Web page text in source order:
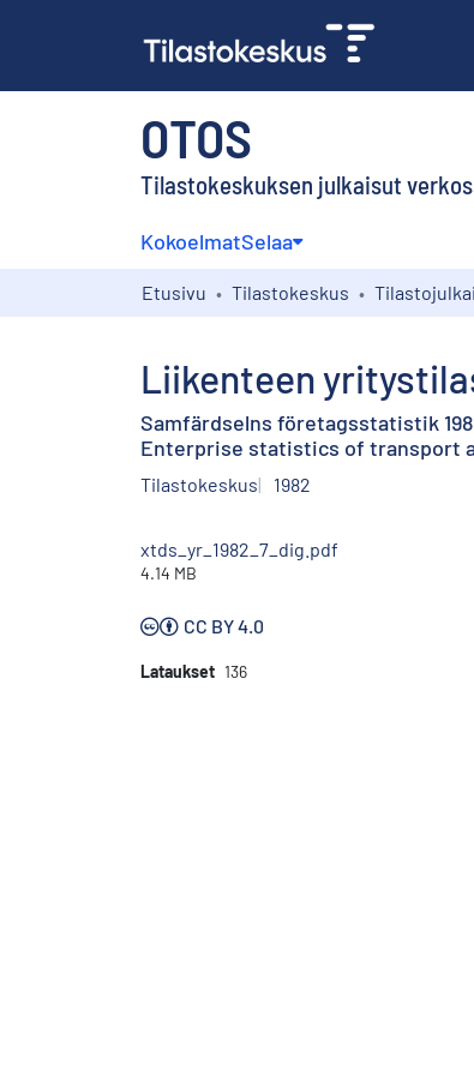
OTOS
Tilastokeskuksen julkaisut
KokoelmatSelaa
Etusivu Tilastokeskus
Liikenteen
Samfärdselns företagsstatistik
Enterprise statistics of transport
Tilastokeskus 1982
xtds_yr_1982_7_dig.pdf
4.14 MB
CC BY 4.0
Lataukset 136